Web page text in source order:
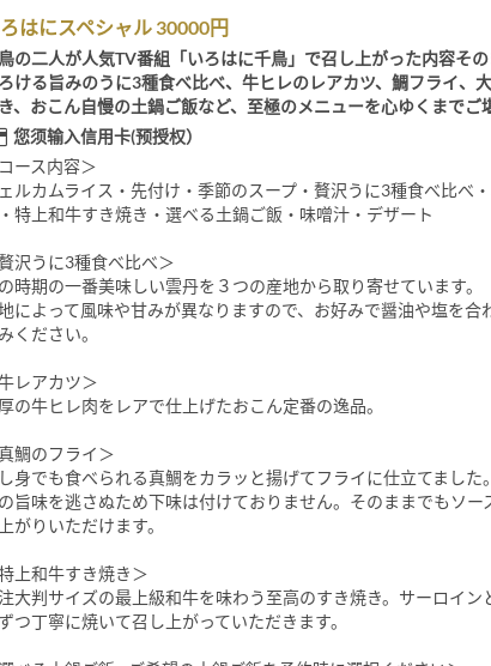
はにスペシャル 30000円
の二人が人気TV番組「いろはに千鳥」で召し上がった内容その
ける旨みのうに3種食べ比べ、牛ヒレのレアカツ、鯛フライ、
、おこん自慢の土鍋ご飯など、至極のメニューを心ゆくまでご
您须输入信用卡(预授权）
ース内容＞
ルカムライス・先付け・季節のスープ・贅沢うに3種食べ比べ
特上和牛すき焼き・選べる土鍋ご飯・味噌汁・デザート
沢うに3種食べ比べ＞
時期の一番美味しい雲丹を３つの産地から取り寄せています。
によって風味や甘みが異なりますので、お好みで醤油や塩を合
ください。
レアカツ＞
の牛ヒレ肉をレアで仕上げたおこん定番の逸品。
鯛のフライ＞
身でも食べられる真鯛をカラッと揚げてフライに仕立てました。
旨味を逃さぬため下味は付けておりません。そのままでもソー
がりいただけます。
上和牛すき焼き＞
大判サイズの最上級和牛を味わう至高のすき焼き。サーロイン
つ丁寧に焼いて召し上がっていただきます。